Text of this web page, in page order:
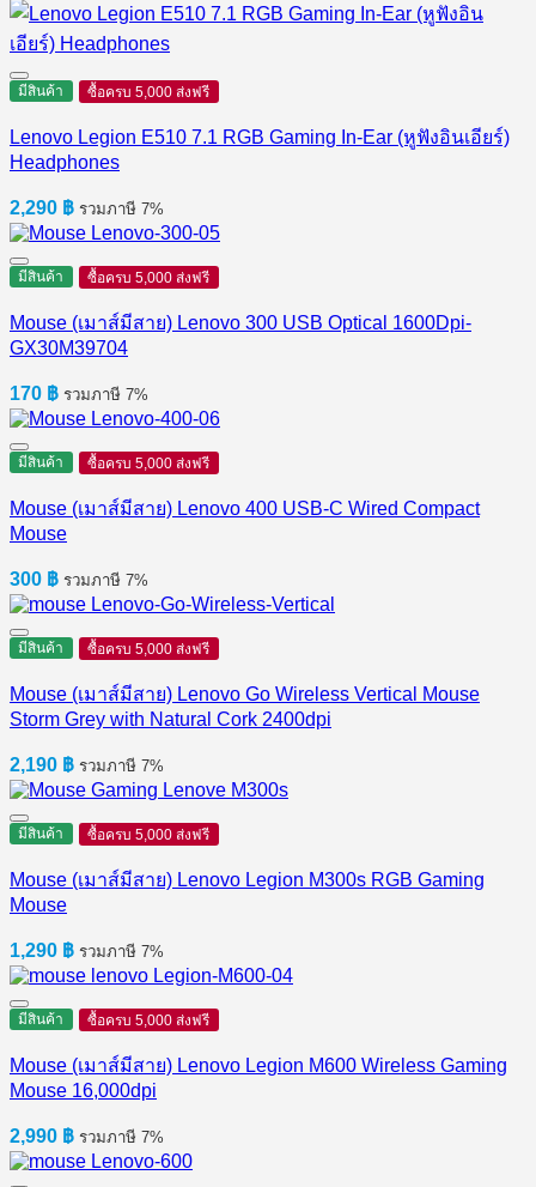
มีสินค้า ซื้อครบ 5,000 ส่งฟรี
Lenovo Legion E510 7.1 RGB Gaming In-Ear (หูฟังอินเอียร์)
Headphones
2,290 ฿ รวมภาษี 7%
มีสินค้า ซื้อครบ 5,000 ส่งฟรี
Mouse (เมาส์มีสาย) Lenovo 300 USB Optical 1600Dpi-
GX30M39704
170 ฿ รวมภาษี 7%
มีสินค้า ซื้อครบ 5,000 ส่งฟรี
Mouse (เมาส์มีสาย) Lenovo 400 USB-C Wired Compact
Mouse
300 ฿ รวมภาษี 7%
มีสินค้า ซื้อครบ 5,000 ส่งฟรี
Mouse (เมาส์มีสาย) Lenovo Go Wireless Vertical Mouse
Storm Grey with Natural Cork 2400dpi
2,190 ฿ รวมภาษี 7%
มีสินค้า ซื้อครบ 5,000 ส่งฟรี
Mouse (เมาส์มีสาย) Lenovo Legion M300s RGB Gaming
Mouse
1,290 ฿ รวมภาษี 7%
มีสินค้า ซื้อครบ 5,000 ส่งฟรี
Mouse (เมาส์มีสาย) Lenovo Legion M600 Wireless Gaming
Mouse 16,000dpi
2,990 ฿ รวมภาษี 7%